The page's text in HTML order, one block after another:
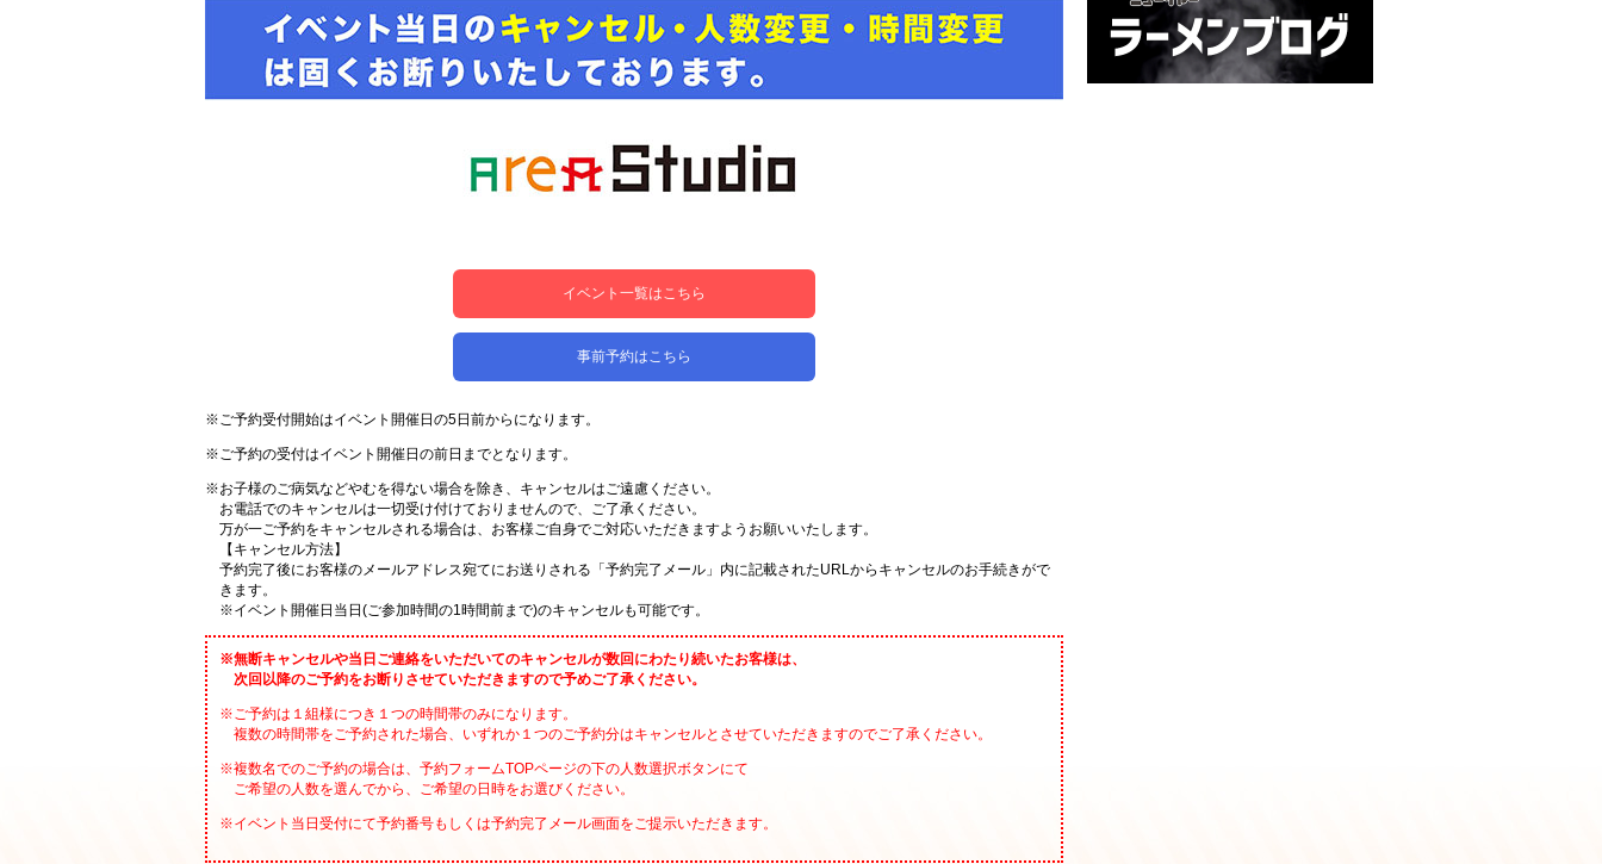
イベント一覧はこちら
事前予約はこちら
※ご予約受付開始はイベント開催日の5日前からになります。
※ご予約の受付はイベント開催日の前日までとなります。
※お子様のご病気などやむを得ない場合を除き、キャンセルはご遠慮ください。
お電話でのキャンセルは⼀切受け付けておりませんので、ご了承ください。
万が⼀ご予約をキャンセルされる場合は、お客様ご⾃⾝でご対応いただきますようお願いいたします。
【キャンセル⽅法】
予約完了後にお客様のメールアドレス宛てにお送りされる「予約完了メール」内に記載されたURLからキャンセルのお⼿続きがで
きます。
※イベント開催日当日(ご参加時間の1時間前まで)のキャンセルも可能です。
※無断キャンセルや当日ご連絡をいただいてのキャンセルが数回にわたり続いたお客様は、
次回以降のご予約をお断りさせていただきますので予めご了承ください。
※ご予約は１組様につき１つの時間帯のみになります。
複数の時間帯をご予約された場合、いずれか１つのご予約分はキャンセルとさせていただきますのでご了承ください。
※複数名でのご予約の場合は、予約フォームTOPページの下の人数選択ボタンにて
ご希望の人数を選んでから、ご希望の日時をお選びください。
※イベント当日受付にて予約番号もしくは予約完了メール画面をご提示いただきます。